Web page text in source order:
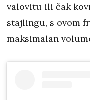
valovitu ili čak
stajlingu, s ovom
maksimalan